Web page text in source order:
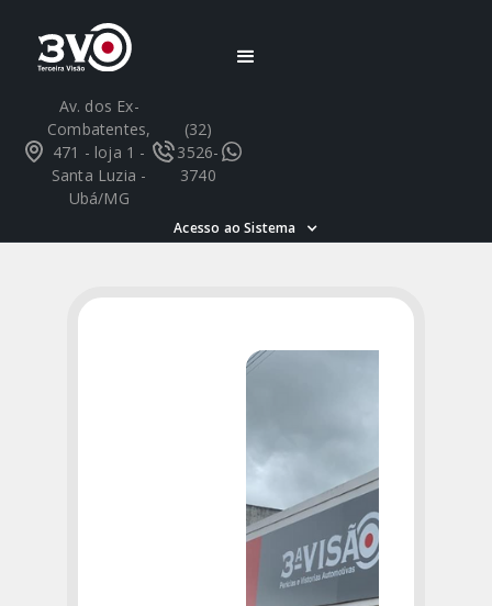
Av. dos Ex-
Combatentes,
471 - loja 1 -
Santa Luzia -
Ubá/MG
(32)
3526-
3740
Acesso ao Sistema